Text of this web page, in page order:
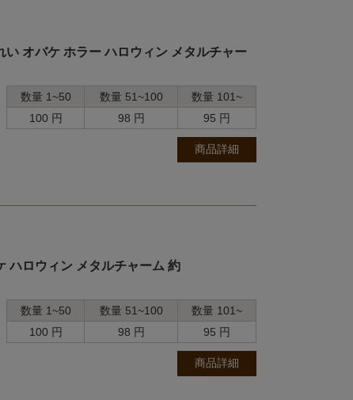
オバケ ホラー ハロウィン メタルチャー
数量 1~50 数量 51~100
数量 101~
100 円
98 円 95 円
商品詳細
ハロウィン メタルチャーム 約
数量 1~50 数量 51~100
数量 101~
100 円
98 円 95 円
商品詳細